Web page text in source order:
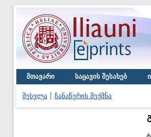
მთავარი საცავის შესახებ
შესვლა ჩანაწერის შექმნა